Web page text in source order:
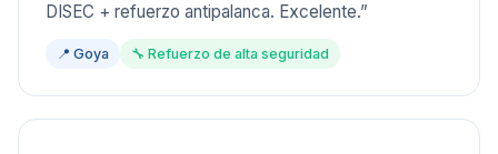
DISEC + refuerzo antipalanca. Excelente.”
📍 Goya 🔧 Refuerzo de alta seguridad